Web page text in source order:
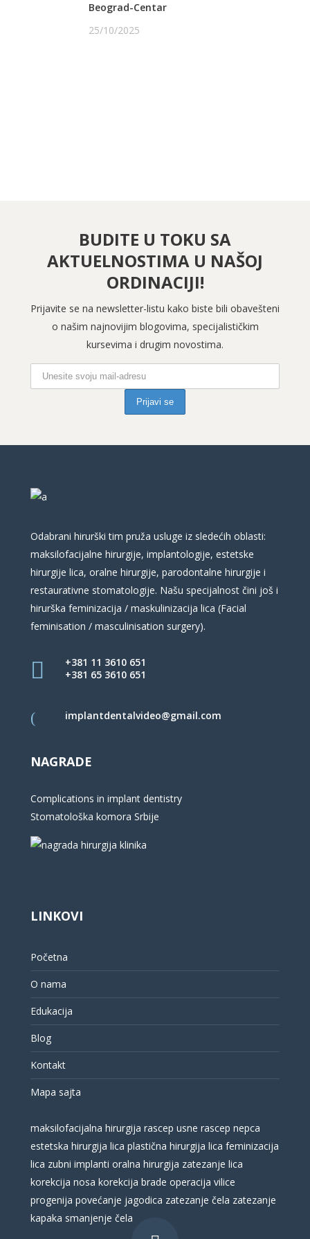
Beograd-Centar
25/10/2025
BUDITE U TOKU SA
AKTUELNOSTIMA U NAŠOJ
ORDINACIJI!
Prijavite se na newsletter-listu kako biste bili obavešteni
o našim najnovijim blogovima, specijalističkim
kursevima i drugim novostima.
Odabrani hirurški tim pruža usluge iz sledećih oblasti:
maksilofacijalne hirurgije, implantologije, estetske
hirurgije lica, oralne hirurgije, parodontalne hirurgije i
restaurativne stomatologije. Našu specijalnost čini još i
hirurška feminizacija / maskulinizacija lica (Facial
feminisation / masculinisation surgery).
+381 11 3610 651
+381 65 3610 651
implantdentalvideo@gmail.com
NAGRADE
Complications in implant dentistry
Stomatološka komora Srbije
LINKOVI
Početna
O nama
Edukacija
Blog
Kontakt
Mapa sajta
maksilofacijalna hirurgija rascep usne rascep nepca
estetska hirurgija lica plastična hirurgija lica feminizacija
lica zubni implanti oralna hirurgija zatezanje lica
korekcija nosa korekcija brade operacija vilice
progenija povećanje jagodica zatezanje čela zatezanje
kapaka smanjenje čela